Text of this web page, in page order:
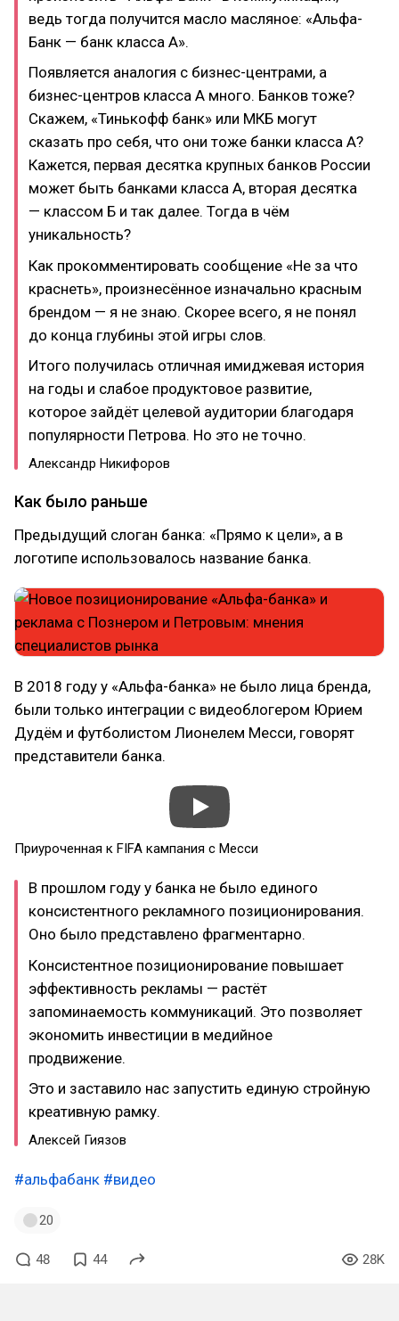
ведь тогда получится масло масляное: «Альфа-
Банк — банк класса А».
Появляется аналогия с бизнес-центрами, а
бизнес-центров класса А много. Банков тоже?
Скажем, «Тинькофф банк» или МКБ могут
сказать про себя, что они тоже банки класса А?
Кажется, первая десятка крупных банков России
может быть банками класса А, вторая десятка
— классом Б и так далее. Тогда в чём
уникальность?
Как прокомментировать сообщение «Не за что
краснеть», произнесённое изначально красным
брендом — я не знаю. Скорее всего, я не понял
до конца глубины этой игры слов.
Итого получилась отличная имиджевая история
на годы и слабое продуктовое развитие,
которое зайдёт целевой аудитории благодаря
популярности Петрова. Но это не точно.
Александр Никифоров
Как было раньше
Предыдущий слоган банка: «Прямо к цели», а в
логотипе использовалось название банка.
В 2018 году у «Альфа-банка» не было лица бренда,
были только интеграции с видеоблогером Юрием
Дудём и футболистом Лионелем Месси, говорят
представители банка.
Приуроченная к FIFA кампания с Месси
В прошлом году у банка не было единого
консистентного рекламного позиционирования.
Оно было представлено фрагментарно.
Консистентное позиционирование повышает
эффективность рекламы — растёт
запоминаемость коммуникаций. Это позволяет
экономить инвестиции в медийное
продвижение.
Это и заставило нас запустить единую стройную
креативную рамку.
Алексей Гиязов
#альфабанк #видео
20
48 44 28K